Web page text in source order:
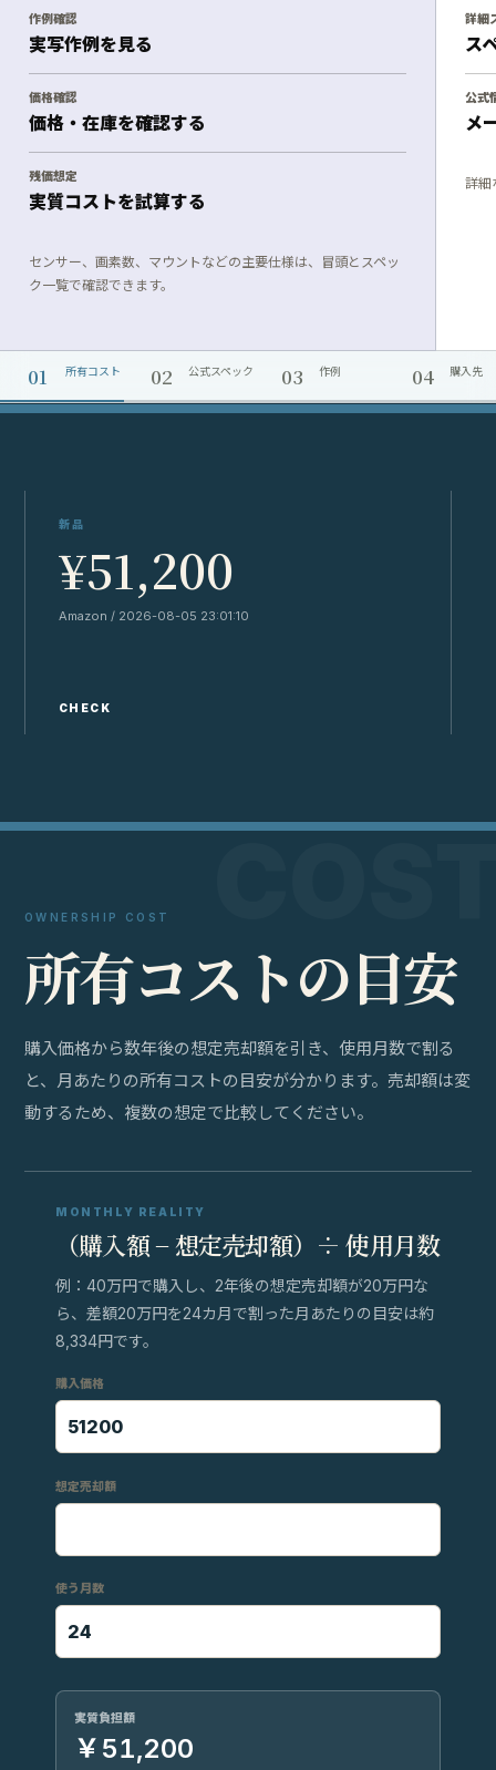
作例確認
実写作例を見る
価格確認
価格・在庫を確認する
残価想定
実質コストを試算する
センサー、画素数、マウントなどの主要仕様は、冒頭とスペッ
ク一覧で確認できます。
詳細
ス
公式
メ
詳細
01 所有コスト 02 公式スペック 03 作例 04 購入先
新品
¥51,200
Amazon / 2026-08-05 23:01:10
CHECK
OWNERSHIP COST
所有コス トの目安
購入価格から数年後の想定売却額を引き、使用月数で割る
と、月あたりの所有コストの目安が分かります。売却額は変
動するため、複数の想定で比較してください。
MONTHLY REALITY
（購入額 − 想定売却額）÷ 使用月数
例：40万円で購入し、2年後の想定売却額が20万円な
ら、差額20万円を24カ月で割った月あたりの目安は約
8,334円です。
購入価格
想定売却額
使う月数
実質負担額
￥51,200